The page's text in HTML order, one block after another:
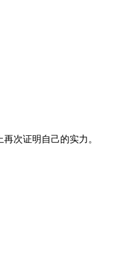
次证明自己的实力。